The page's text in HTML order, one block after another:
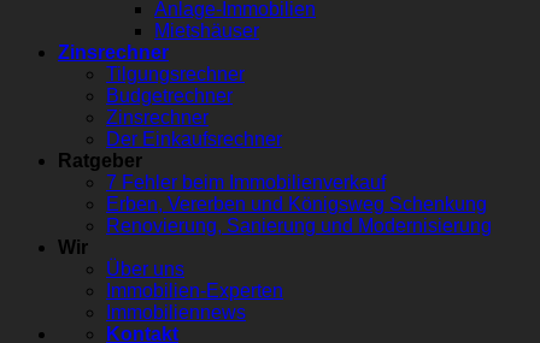
Anlage-Immobilien
Mietshäuser
Zinsrechner
Tilgungsrechner
Budgetrechner
Zinsrechner
Der Einkaufsrechner
Ratgeber
7 Fehler beim Immobilienverkauf
Erben, Vererben und Königsweg Schenkung
Renovierung, Sanierung und Modernisierung
Wir
Über uns
Immobilien-Experten
Immobiliennews
Kontakt